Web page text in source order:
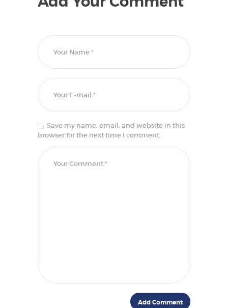
Save my name, email, and website in this
browser for the next time I comment.